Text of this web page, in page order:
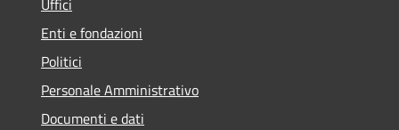
Enti e fondazioni
Politici
Personale Amministrativo
Documenti e dati